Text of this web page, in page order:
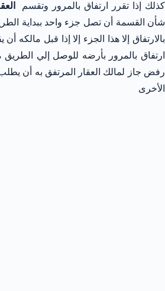
كذلك إذا تقرر ارتفاق بالمرور وتقسم
شأن القسمة أن تصل جزء واحد ببداية
بالارتفاق إلا هذا الجزء إلا إذا قبل مالكه
ارتفاق بالمرور بأرضه للوصل إلي الطريق
رفض جاز لمالك العقار المرتفق به أن يطلب
الأخرى